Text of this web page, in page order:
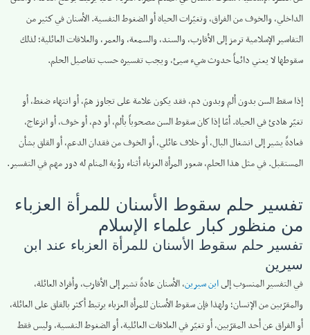
الداخلي، والخوف من الفراق، وتغيّرات الحياة أو الضغوط النفسية. الأسنان في كثير من
التفاسير الإسلامية ترمز إلى الأقارب، والسند، والسمعة، والعمر، والعلاقات العائلية؛ لذلك
سقوطها لا يعني دائماً حدوث شيء سيئ، ويجب تفسيره حسب تفاصيل الحلم.
إذا سقط السن بدون ألم وبدون دم، فقد يكون علامة على تجاوز همّ، أو انتهاء ضغط، أو
تغيّر هادئ في الحياة. أمّا إذا كان سقوط السن مصحوباً بألم، أو دم، أو خوف، أو انزعاج،
فعادةً يشير إلى انشغال البال، أو خلاف عائلي، أو الخوف من فقدان الدعم، أو القلق بشأن
المستقبل. في مثل هذا الحلم، شعور المرأة العزباء أثناء رؤية المنام له دور مهم في التفسير.
تفسير حلم سقوط الأسنان للمرأة العزباء
من منظور كبار علماء الإسلام
تفسير حلم سقوط الأسنان للمرأة العزباء عند ابن
سيرين
في التفسير المنسوب إلىابن سيرين، الأسنان عادةً تشير إلى الأقارب، وأفراد العائلة،
والمقرّبين من الإنسان؛ ولهذا فإن سقوط الأسنان للمرأة العزباء يرتبط أكثر بالقلق على العائلة،
أو الفراق عن أحد المقرّبين، أو تغيّر في العلاقات العائلية، أو الضغوط النفسية، وليس فقط